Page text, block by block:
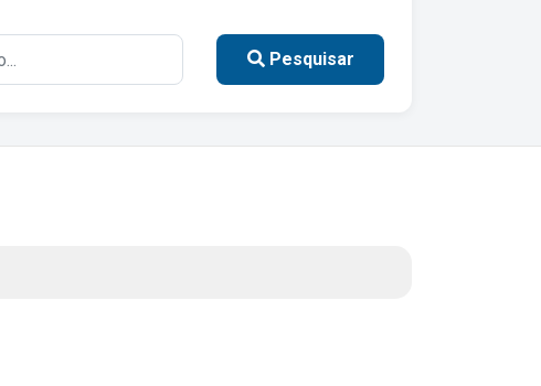
Licitações
Dispensas e Inexigibilidades
Leis, Decretos e Portarias
Pesquisar